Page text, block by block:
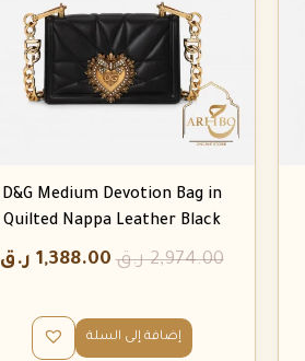
D&G Medium Devotion Bag in
Quilted Nappa Leather Black
2,974.00 ر.ق 1,388.00 ر.ق
إضافة إلى السلة